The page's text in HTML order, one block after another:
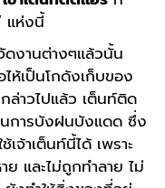
แห่งนี้
ดงานต่างๆแล้วนั้น
ห้เป็นโกดังเก็บของ
ล่าวไปแล้ว เต็นท์ติด
นการบังฝนบังแดด ซึ่ง
จ้าเต็นท์นี้ได้ เพราะ
และไม่ถูกทำลาย ไม่